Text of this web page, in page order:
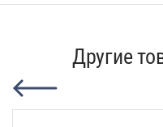
Другие